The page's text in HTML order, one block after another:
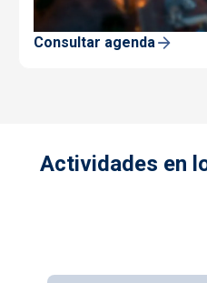
Consultar agenda
Actividades en